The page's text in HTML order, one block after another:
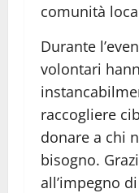
comunità
Durante
volontari
raccogliere
donare a chi
bisogno.
all’impegno